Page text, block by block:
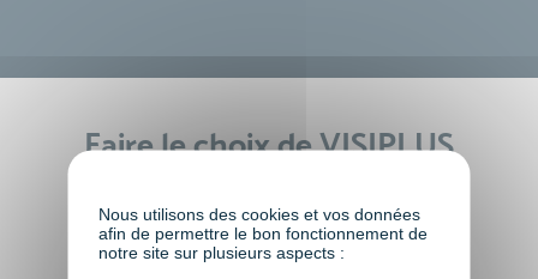
Faire le choix de VISIPLUS
Nous utilisons des cookies et vos données
afin de permettre le bon fonctionnement de
notre site sur plusieurs aspects :